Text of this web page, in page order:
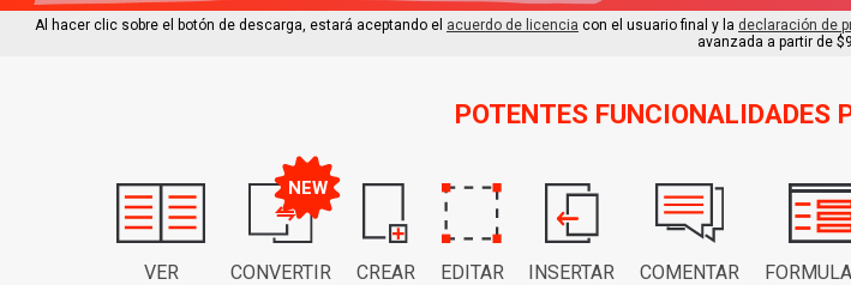
Al hacer clic sobre el botón de descarga, estará aceptando el acuerdo de licencia con el usuario final y la declaración de
avanzada a partir de
POTENTES FUNCIONALIDADES
VER CONVERTIR CREAR EDITAR INSERTAR COMENTAR